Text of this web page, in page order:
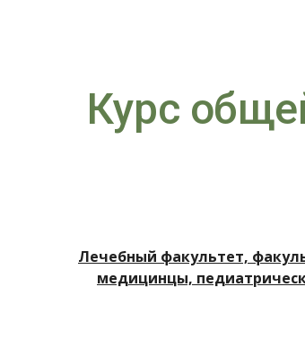
Курс
Лечебный факультет,
медицинцы,